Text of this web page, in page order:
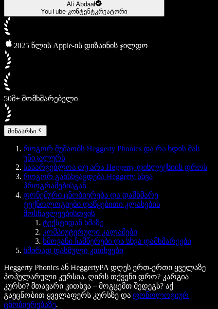
Ali Abdaal
YouTube-კონტენტკრეატორი
2025 წლის Apple-ის დიზაინის ჯილდო
50მ+ მომხმარებელი
შინაარსი
როგორ მუშაობს Heggerty Phonics და რა ხდის მას
უნიკალურს
სასარგებლოა თუ არა Heggerty დისლექსიის დროს
როგორ განსხვავდება Heggerty სხვა
პროგრამებისგან
ფონემური ცნობიერება და დამხმარე
ტექნოლოგიები დაწყებითი კლასების
მოსწავლეებისთვის
ტექსტიდან ხმაზე
კომპიუტერული კალამები
ხმოვანი ჩამწერები და სხვა დამხმარეები
ხშირად დასმული კითხვები
Heggerty Phonics ან HeggertyPA დღეს ერთ-ერთი ყველაზე
პოპულარული კურსია. ღირს თქვენი დრო? კარგია
კურსი? მთავარი კითხვა – მოგცემთ შედეგს? აქ
გაეცნობით ყველაფერს კურსზე და ფონოლოგიურ
ცნობიერებაზე.